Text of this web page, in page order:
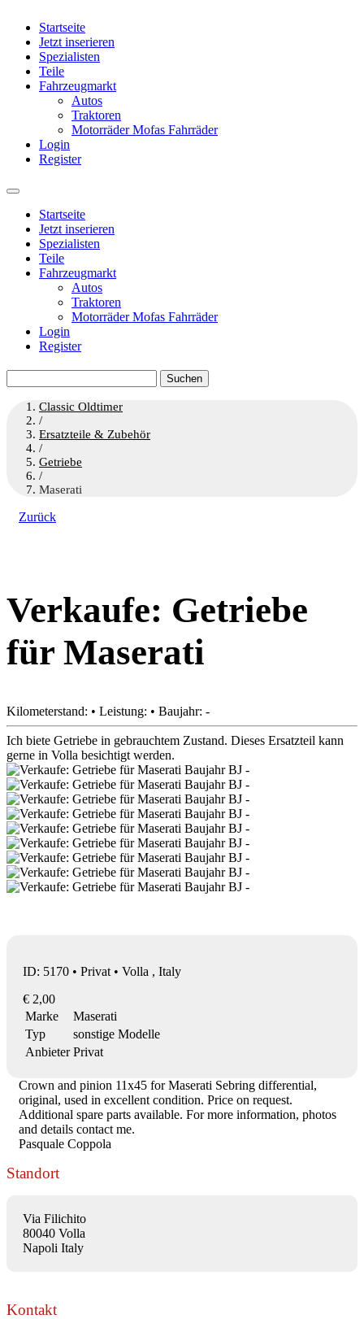
Startseite
Jetzt inserieren
Spezialisten
Teile
Fahrzeugmarkt
Autos
Traktoren
Motorräder Mofas Fahrräder
Login
Register
Startseite
Jetzt inserieren
Spezialisten
Teile
Fahrzeugmarkt
Autos
Traktoren
Motorräder Mofas Fahrräder
Login
Register
nach:
Classic Oldtimer
/
Ersatzteile & Zubehör
/
Getriebe
/
Maserati
Zurück
Verkaufe: Getriebe
für Maserati
Kilometerstand: • Leistung: • Baujahr: -
Ich biete Getriebe in gebrauchtem Zustand. Dieses Ersatzteil kann
gerne in Volla besichtigt werden.
ID: 5170 • Privat • Volla , Italy
€ 2,00
Marke
Maserati
Typ
sonstige Modelle
Anbieter Privat
Crown and pinion 11x45 for Maserati Sebring differential,
original, used in excellent condition. Price on request.
Additional spare parts available. For more information, photos
and details contact me.
Pasquale Coppola
Standort
Via Filichito
80040 Volla
Napoli Italy
Kontakt